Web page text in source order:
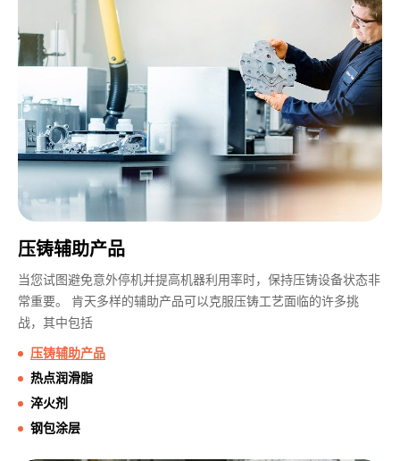
压铸辅助产品
当您试图避免意外停机并提高机器利用率时，保持压铸设备状态非
常重要。 肯天多样的辅助产品可以克服压铸工艺面临的许多挑
战，其中包括
压铸辅助产品
热点润滑脂
淬火剂
钢包涂层